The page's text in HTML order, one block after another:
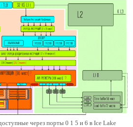
через порты 0 1 5 и 6 в Ice Lake